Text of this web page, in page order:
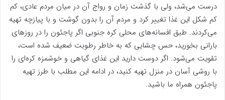
درست می‌شد، ولی با گذشت زمان و رواج آن در میان مردم عادی، کم
کم شکل این غذا تغییر کرد و مردم آن را بدون گوشت و با پیازچه تهیه
می‌کردند. طبق افسانه‌های محلی کره جنوبی اگر پاجئون را در روزهای
بارانی بخورید، حس چشایی که به خاطر رطوبت ضعیف شده است،
تقویت می‌شود. اگر دوست دارید این غذای گیاهی و خوشمزه کره‌ای را
با روشی آسان در منزل تهیه کنید، در ادامه این مطلب با طرز تهیه
پاجئون همراه ما باشید.